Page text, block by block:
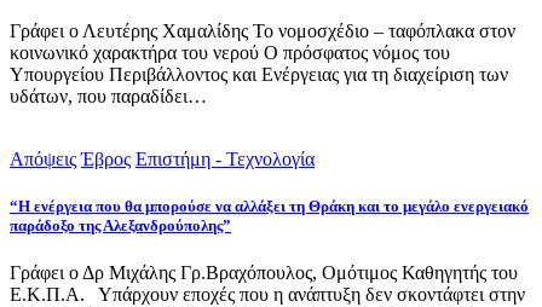
Γράφει ο Λευτέρης Χαμαλίδης Το νομοσχέδιο – ταφόπλακα στον
κοινωνικό χαρακτήρα του νερού Ο πρόσφατος νόμος του
Υπουργείου Περιβάλλοντος και Ενέργειας για τη διαχείριση των
υδάτων, που παραδίδει…
Απόψεις Έβρος Επιστήμη - Τεχνολογία
“Η ενέργεια που θα μπορούσε να αλλάξει τη Θράκη και το μεγάλο ενεργειακό
παράδοξο της Αλεξανδρούπολης”
Γράφει ο Δρ Μιχάλης Γρ.Βραχόπουλος, Ομότιμος Καθηγητής του
Ε.Κ.Π.Α. Υπάρχουν εποχές που η ανάπτυξη δεν σκοντάφτει στην